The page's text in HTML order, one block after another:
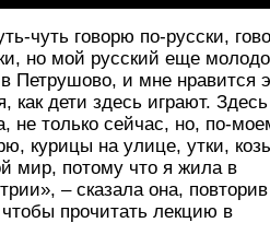
чуть говорю по-русски,
но мой русский еще
Петрушово, и мне нравится
как дети здесь играют. Здесь
не только сейчас, но, по-
курицы на улице, утки,
мир, потому что я жила в
– сказала она, повторив
прочитать лекцию в